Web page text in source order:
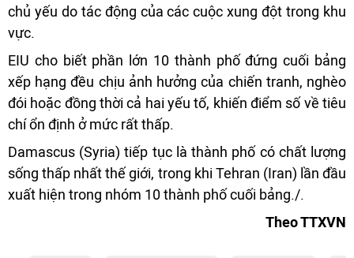
chủ yếu do tác động của các cuộc xung đột trong khu
vực.
EIU cho biết phần lớn 10 thành phố đứng cuối bảng
xếp hạng đều chịu ảnh hưởng của chiến tranh, nghèo
đói hoặc đồng thời cả hai yếu tố, khiến điểm số về tiêu
chí ổn định ở mức rất thấp.
Damascus (Syria) tiếp tục là thành phố có chất lượng
sống thấp nhất thế giới, trong khi Tehran (Iran) lần đầu
xuất hiện trong nhóm 10 thành phố cuối bảng./.
Theo TTXVN